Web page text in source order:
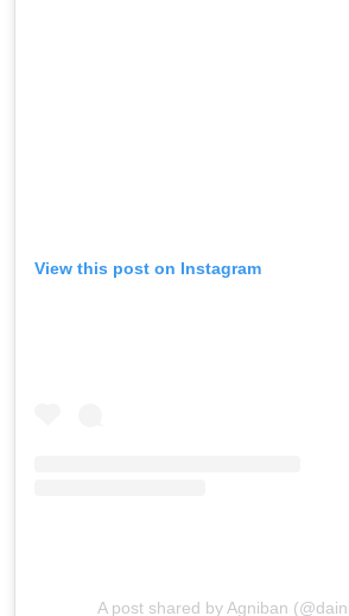
View this post on Instagram
A post shared by Agniban